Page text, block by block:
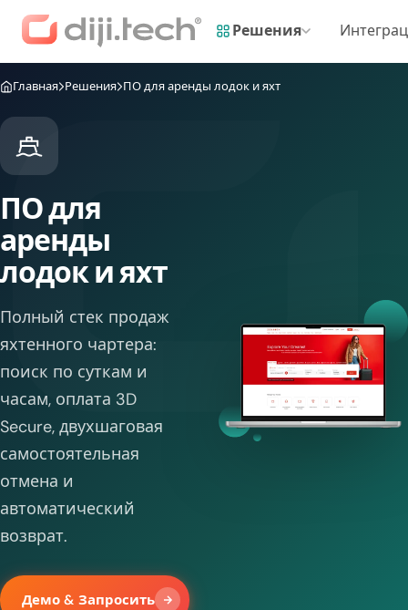
Решения
Главная Решения ПО для аренды лодок и яхт
ПО для
аренды
лодок и яхт
Полный стек продаж
яхтенного чартера:
поиск по суткам и
часам, оплата 3D
Secure, двухшаговая
самостоятельная
отмена и
автоматический
возврат.
Демо & Запросить